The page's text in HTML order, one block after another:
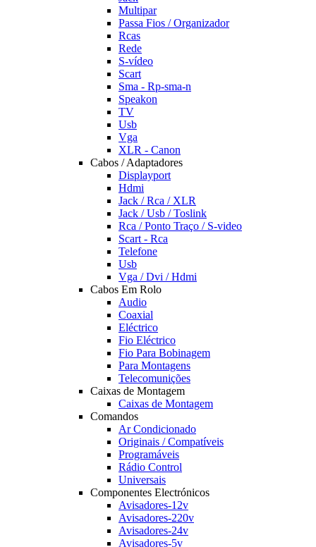
Multipar
Passa Fios / Organizador
Rcas
Rede
S-vídeo
Scart
Sma - Rp-sma-n
Speakon
TV
Usb
Vga
XLR - Canon
Cabos / Adaptadores
Displayport
Hdmi
Jack / Rca / XLR
Jack / Usb / Toslink
Rca / Ponto Traço / S-video
Scart - Rca
Telefone
Usb
Vga / Dvi / Hdmi
Cabos Em Rolo
Audio
Coaxial
Eléctrico
Fio Eléctrico
Fio Para Bobinagem
Para Montagens
Telecomunições
Caixas de Montagem
Caixas de Montagem
Comandos
Ar Condicionado
Originais / Compatíveis
Programáveis
Rádio Control
Universais
Componentes Electrónicos
Avisadores-12v
Avisadores-220v
Avisadores-24v
Avisadores-5v